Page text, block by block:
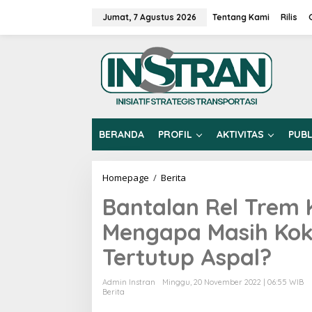
Jumat, 7 Agustus 2026 Tentang Kami Rilis
BERANDA PROFIL AKTIVITAS
Homepage / Berita
n
t
a
l
a
n
R
Bantalan Rel Trem
Mengapa Masih
Tertutup Aspal?
Admin Instran
Minggu, 20 November 2022 | 06:55 WIB
Berita